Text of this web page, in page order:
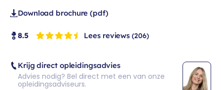
Download brochure (pdf)
8.5 Lees reviews (206)
Krijg direct opleidingsadvies
Advies nodig? Bel direct met een van onze
opleidingsadviseurs.